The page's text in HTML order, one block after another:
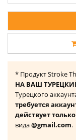
* Продукт Stroke
НА ВАШ
Турецкого
требуется
действует
вида@gmail.com.